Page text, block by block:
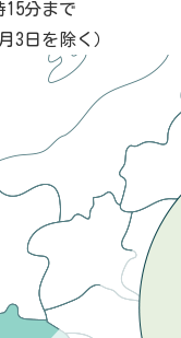
15分まで
3日を除く）